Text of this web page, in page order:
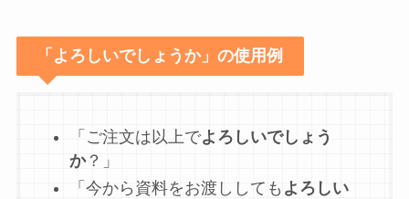
「よろしいでしょうか」の使用例
「ご注文は以上でよろしいでしょう
か？」
「今から資料をお渡ししても よろしい